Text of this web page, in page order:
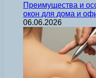
Преимущества и
окон для дома и
06.06.2026